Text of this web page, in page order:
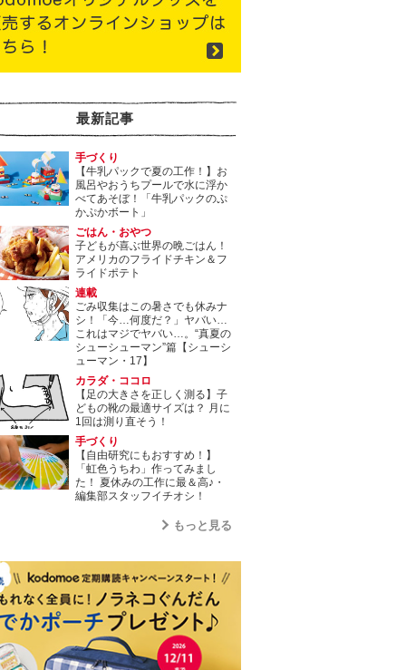
最新記事
手づくり
【牛乳パックで夏の工作！】お
風呂やおうちプールで水に浮か
べてあそぼ！「牛乳パックのぷ
かぷかボート」
ごはん・おやつ
子どもが喜ぶ世界の晩ごはん！
アメリカのフライドチキン＆フ
ライドポテト
連載
ごみ収集はこの暑さでも休みナ
シ！「今…何度だ？」ヤバい…
これはマジでヤバい…。“真夏の
シューシューマン”篇【シューシ
ューマン・17】
カラダ・ココロ
【足の大きさを正しく測る】子
どもの靴の最適サイズは？ 月に
1回は測り直そう！
手づくり
【自由研究にもおすすめ！】
「虹色うちわ」作ってみまし
た！ 夏休みの工作に最＆高♪・
編集部スタッフイチオシ！
もっと見る